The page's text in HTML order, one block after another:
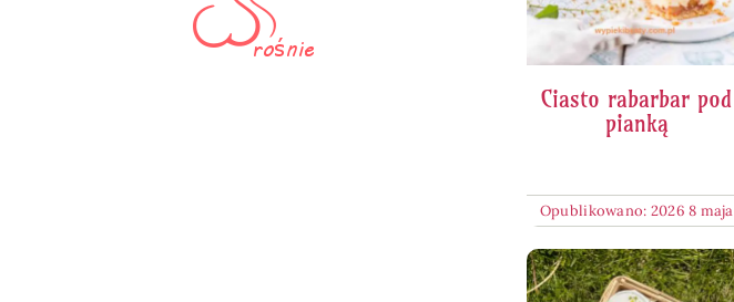
Ciasto rabarbar pod
pianką
Opublikowano: 2026 8 maja